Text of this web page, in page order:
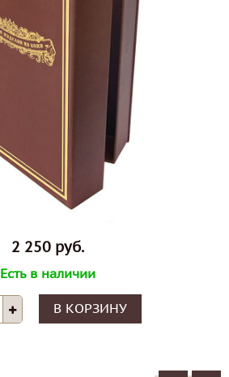
2 250 руб.
Есть в наличии
В КОРЗИНУ